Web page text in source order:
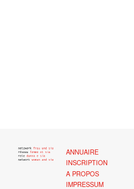
ANNUAIRE
INSCRIPTION
A PROPOS
IMPRESSUM